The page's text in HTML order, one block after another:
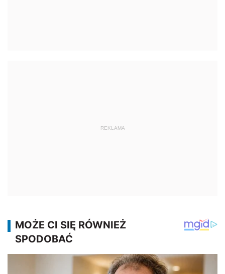
REKLAMA